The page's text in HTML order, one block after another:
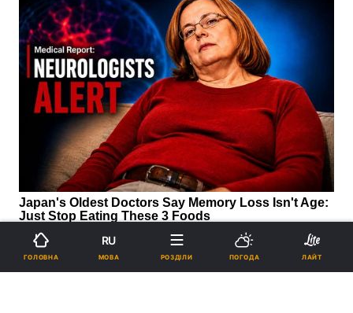
ГОЛОВНА
RU
МОВА РОЗДІЛИ ПОГОДА ЛАЙТ